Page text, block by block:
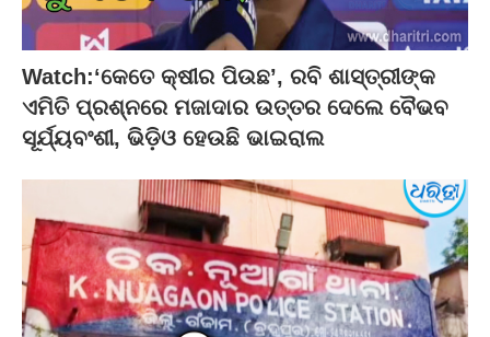
Watch:‘କେତେ କ୍ଷୀର ପିଉଛ’, ରବି ଶାସ୍ତ୍ରୀଙ୍କ
ଏମିତି ପ୍ରଶ୍ନରେ ମଜାଦାର ଉତ୍ତର ଦେଲେ ବୈଭବ
ସୂର୍ଯ୍ୟବଂଶୀ, ଭିଡ଼ିଓ ହେଉଛି ଭାଇରାଲ